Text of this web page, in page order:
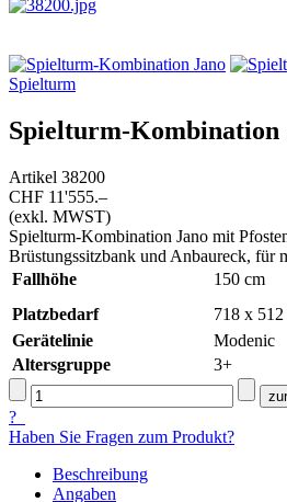
Spielturm
Spielturm-Kombination
Artikel 38200
CHF 11'555.–
(exkl. MWST)
Spielturm-Kombination Jano mit
Brüstungssitzbank und Anbaureck, für
Fallhöhe
150 cm
Platzbedarf
718 x 512
Gerätelinie
Modenic
Altersgruppe
3+
?
Haben Sie Fragen zum Produkt?
Beschreibung
Angaben